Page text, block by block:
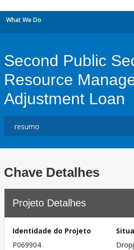
What We Do
Second Public
Resource
Adjustment Loan
Chave Detalhes
Projeto Detalhes
Identidade do Projeto
P069904